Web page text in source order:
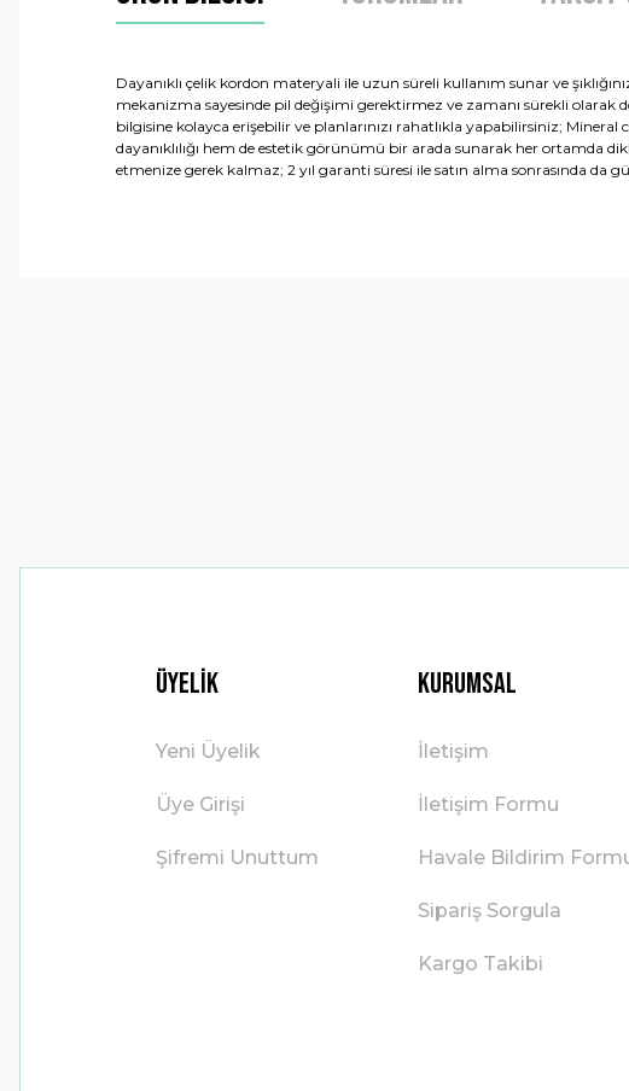
Dayanıklı çelik kordon materyali ile uzun süreli kullanım sunar ve
mekanizma sayesinde pil değişimi gerektirmez ve zamanı sürekli olarak
bilgisine kolayca erişebilir ve planlarınızı rahatlıkla yapabilirsiniz;
dayanıklılığı hem de estetik görünümü bir arada sunarak her ortamda
etmenize gerek kalmaz; 2 yıl garanti süresi ile satın alma sonrasında da
Üyelik
Yeni Üyelik
Üye Girişi
Şifremi Unuttum
Kurumsal
İletişim
İletişim Formu
Havale Bildirim
Sipariş Sorgula
Kargo Takibi